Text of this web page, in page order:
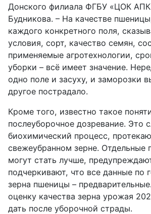
Донского филиала ФГБУ «ЦОК
Будникова. – На качестве
каждого конкретного поля,
условия, сорт, качество семян,
применяемые агротехнологии,
уборки – всё имеет значение.
одно поле и засуху, и заморозки
другое пострадало.
Кроме того, известно такое
послеуборочное дозревание. Это
биохимический процесс,
свежеубранном зерне. Отдельные
могут стать лучше,
подчеркивают, что все данные по
зерна пшеницы –
оценку качества зерна урожая
дать после уборочной страды.